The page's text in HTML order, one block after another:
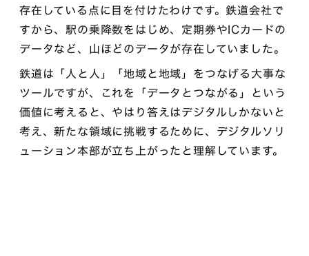
存在している点に目を付けたわけです。鉄道会社で
すから、駅の乗降数をはじめ、定期券やICカードの
データなど、山ほどのデータが存在していました。
鉄道は「人と人」「地域と地域」をつなげる大事な
ツールですが、これを「データとつながる」という
価値に考えると、やはり答えはデジタルしかないと
考え、新たな領域に挑戦するために、デジタルソリ
ューション本部が立ち上がったと理解しています。